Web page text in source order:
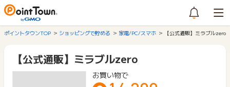
ポイントタウンTOP ショッピングで貯める 家電/PC/スマホ 【公式通販】ミラブルzero
【公式通販】ミラブルzero
お買い物で